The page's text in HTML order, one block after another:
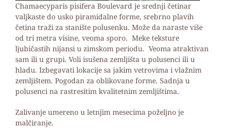
Chamaecyparis pisifera Boulevard je srednji četinar
valjkaste do usko piramidalne forme, srebrno plavih
četina traži za stanište polusenku. Može da naraste više
od tri metra visine, veoma sporo. Meke teksture
ljubičastih nijansi u zimskom periodu. Veoma atraktivan
sam ili u grupi. Voli isušena zemljišta u polusenci ili u
hladu. Izbegavati lokacije sa jakim vetrovima i vlažnim
zemljištem. Pogodan za oblikovane forme. Sadnja u
polusenci na rastresitim kvalitetnim zemljištima.
Zalivanje umereno u letnjim mesecima poželjno je
malčiranje.